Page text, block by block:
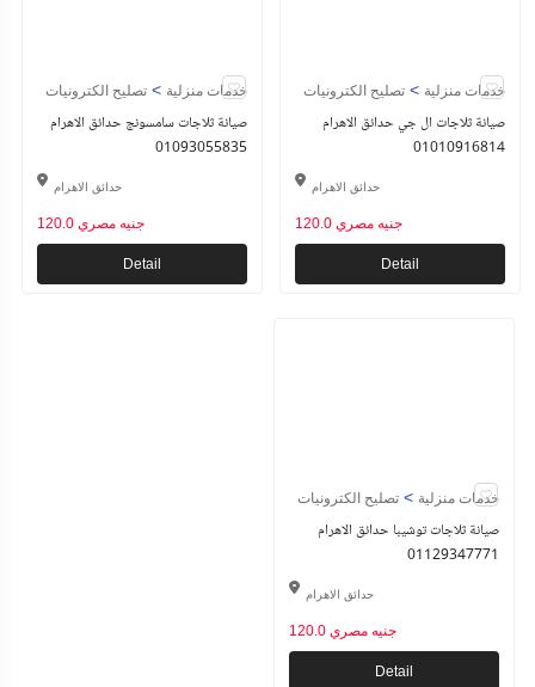
خدمات منزلية > تصليح الكترونيات
صيانة ثلاجات سامسونج حدائق الاهرام
01093055835
حدائق الاهرام
120.0 جنيه مصري
Detail
خدمات منزلية > تصليح الكترونيات
صيانة ثلاجات ال جي حدائق الاهرام
01010916814
حدائق الاهرام
120.0 جنيه مصري
Detail
خدمات منزلية > تصليح الكترونيات
صيانة ثلاجات توشيبا حدائق الاهرام
01129347771
حدائق الاهرام
120.0 جنيه مصري
Detail